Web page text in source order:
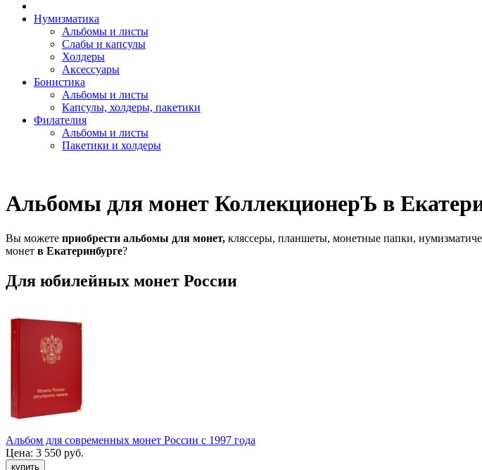
Нумизматика
Альбомы и листы
Слабы и капсулы
Холдеры
Аксессуары
Бонистика
Альбомы и листы
Капсулы, холдеры, пакетики
Филателия
Альбомы и листы
Пакетики и холдеры
Альбомы для монет КоллекционерЪ в
Вы можете приобрести альбомы для монет, кляссеры, планшеты, монетные папки,
монет в Екатеринбурге?
Для юбилейных монет России
Альбом для современных монет России с 1997 года
Цена: 3 550 руб.